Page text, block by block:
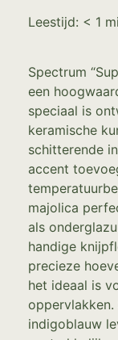
Leestijd: < 1
Spectrum
een
speciaal is
keramische
schitterende
accent
majolica
als
handige
precieze
het ideaal is
oppervlakken.
indigoblauw